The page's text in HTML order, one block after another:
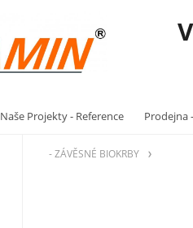
Naše Projekty - Reference Prodejna
- ZÁVĚSNÉ BIOKRBY